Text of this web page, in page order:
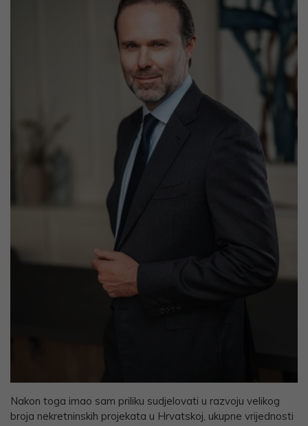
Nakon toga imao sam priliku sudjelovati u razvoju velikog
broja nekretninskih projekata u Hrvatskoj, ukupne vrijednosti